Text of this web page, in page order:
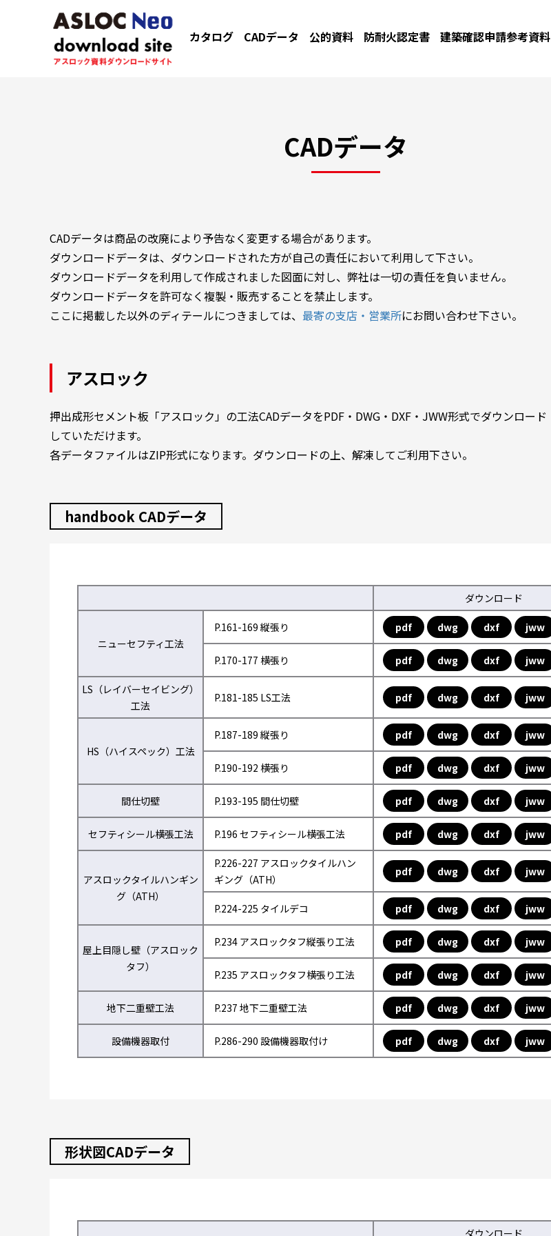
カタログ CADデータ 公的資料 防耐火認定書 建築確認申請参考資料
CADデータ
CADデータは商品の改廃により予告なく変更する場合があります。
ダウンロードデータは、ダウンロードされた方が自己の責任において利用して下さい。
ダウンロードデータを利用して作成されました図面に対し、弊社は一切の責任を負いません。
ダウンロードデータを許可なく複製・販売することを禁止します。
ここに掲載した以外のディテールにつきましては、 最寄の支店・営業所にお問い合わせ下さい。
アスロック
押出成形セメント板「アスロック」の工法CADデータをPDF・DWG・DXF・JWW形式でダウンロード
していただけます。
各データファイルはZIP形式になります。ダウンロードの上、解凍してご利用下さい。
handbook CADデータ
ダウンロード
ニューセフティ工法
P.161-169 縦張り pdf dwg dxf jww
P.170-177 横張り pdf dwg dxf jww
LS（レイバーセイビング）
工法
P.181-185 LS工法 pdf dwg dxf jww
HS（ハイスペック）工法
P.187-189 縦張り pdf dwg dxf jww
P.190-192 横張り pdf dwg dxf jww
間仕切壁 P.193-195 間仕切壁 pdf dwg dxf jww
セフティシール横張工法 P.196 セフティシール横張工法 pdf dwg dxf jww
アスロックタイルハンギン
グ（ATH）
P.226-227 アスロックタイルハン
ギング（ATH）
pdf dwg dxf jww
P.224-225 タイルデコ pdf dwg dxf jww
屋上目隠し壁（アスロック
タフ）
P.234 アスロックタフ縦張り工法 pdf dwg dxf jww
P.235 アスロックタフ横張り工法 pdf dwg dxf jww
地下二重壁工法 P.237 地下二重壁工法 pdf dwg dxf jww
設備機器取付 P.286-290 設備機器取付け pdf dwg dxf jww
形状図CADデータ
ダウンロード